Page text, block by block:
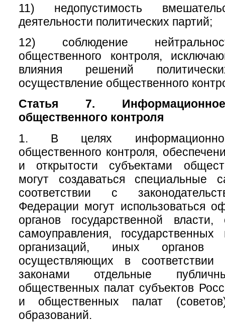
11) недопустимость
деятельности политических партий;
12) соблюдение
общественного контроля,
влияния решений
осуществление общественного
Статья 7.
общественного контроля
1. В целях
общественного контроля,
и открытости субъектами
могут создаваться
соответствии с
Федерации могут использоваться
органов государственной власти,
самоуправления,
организаций, иных органов
осуществляющих в
законами отдельные
общественных палат субъектов
и общественных палат
образований.